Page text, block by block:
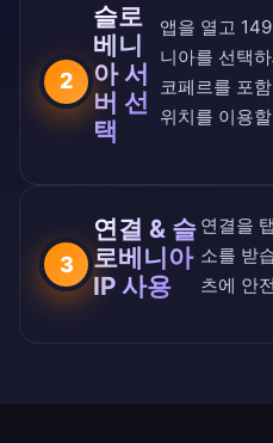
2
슬로
베니
아 서
버 선
택
앱을 열고
니아를 선택
코페르를 포
위치를 이용
3
연결 & 슬
로베니아
IP 사용
연결을
소를 받
츠에 안